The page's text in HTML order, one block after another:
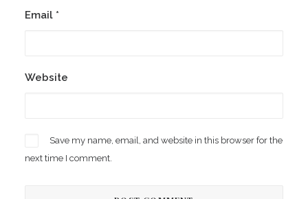
Email *
Website
Save my name, email, and website in this browser for the
next time I comment.